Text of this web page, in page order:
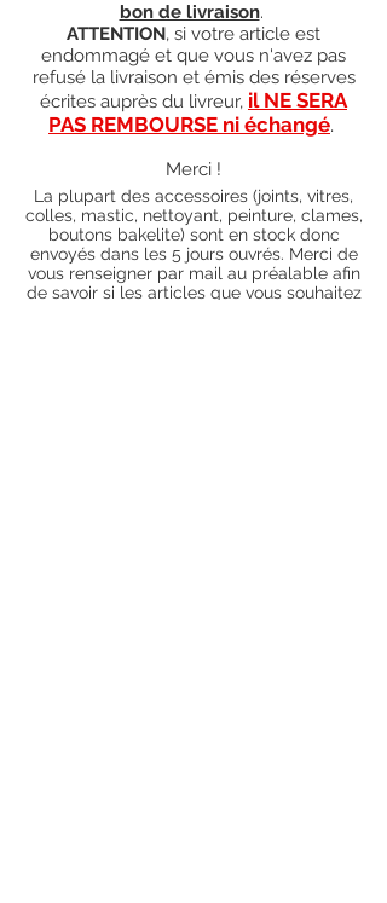
bon de livraison.
ATTENTION, si votre article est
endommagé et que vous n'avez pas
refusé la livraison et émis des réserves
écrites auprès du livreur, il NE SERA
PAS REMBOURSE ni échangé.
Merci !
La plupart des accessoires (joints, vitres,
colles, mastic, nettoyant, peinture, clames,
boutons bakelite) sont en stock donc
envoyés dans les 5 jours ouvrés. Merci de
vous renseigner par mail au préalable afin
de savoir si les articles que vous souhaitez